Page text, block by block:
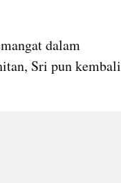
dalam
Sri pun kembali